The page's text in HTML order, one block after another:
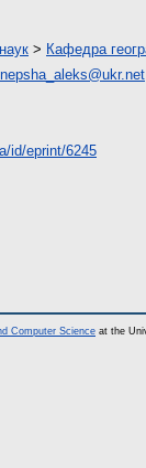
> Кафедра
nepsha_aleks@ukr.net
id/eprint/6245
Computer Science at the